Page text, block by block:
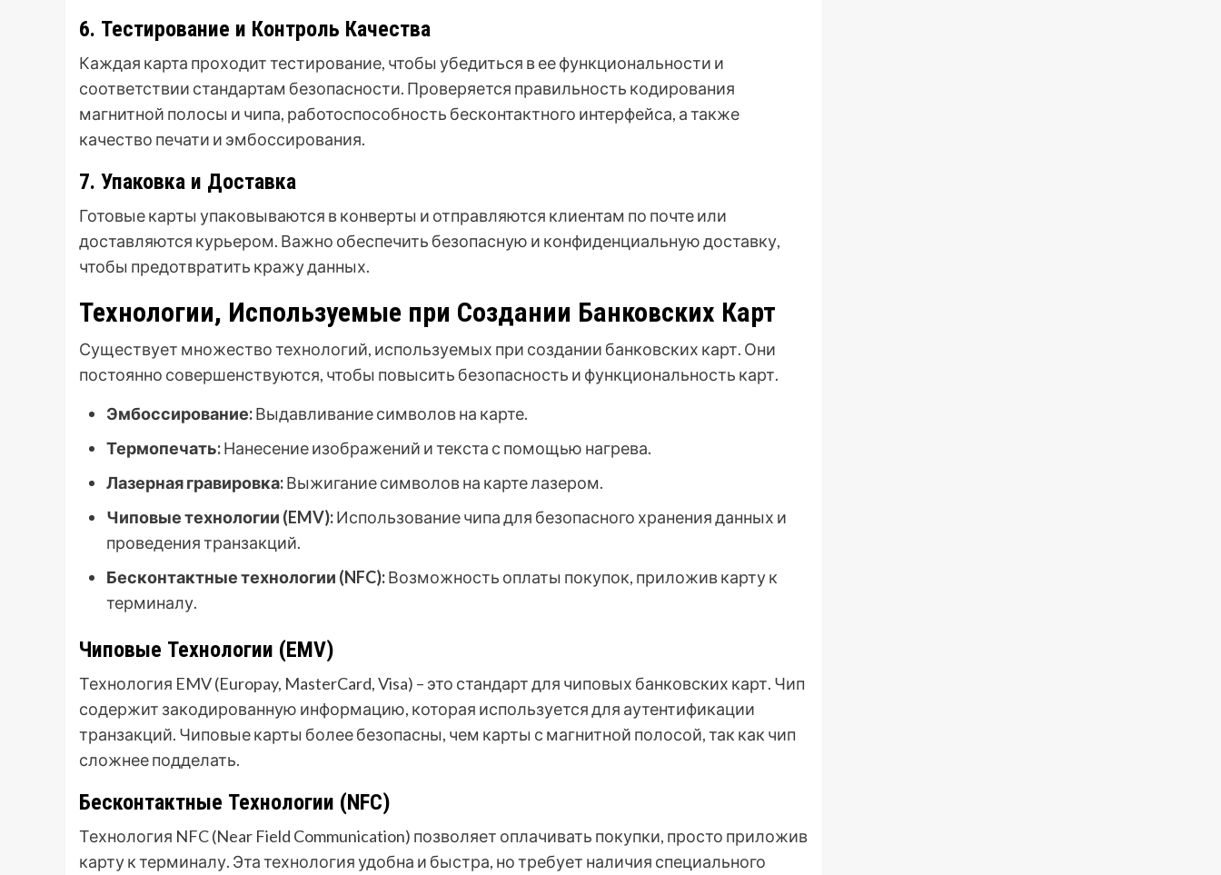
6. Тестирование и Контроль Качества
Каждая карта проходит тестирование, чтобы убедиться в ее функциональности и
соответствии стандартам безопасности. Проверяется правильность кодирования
магнитной полосы и чипа, работоспособность бесконтактного интерфейса, а также
качество печати и эмбоссирования.
7. Упаковка и Доставка
Готовые карты упаковываются в конверты и отправляются клиентам по почте или
доставляются курьером. Важно обеспечить безопасную и конфиденциальную доставку,
чтобы предотвратить кражу данных.
Технологии, Используемые при Создании Банковских Карт
Существует множество технологий, используемых при создании банковских карт. Они
постоянно совершенствуются, чтобы повысить безопасность и функциональность карт.
Эмбоссирование:Выдавливание символов на карте.
Термопечать:Нанесение изображений и текста с помощью нагрева.
Лазерная гравировка:Выжигание символов на карте лазером.
Чиповые технологии (EMV):Использование чипа для безопасного хранения данных и
проведения транзакций.
Бесконтактные технологии (NFC):Возможность оплаты покупок, приложив карту к
терминалу.
Чиповые Технологии (EMV)
Технология EMV (Europay, MasterCard, Visa) – это стандарт для чиповых банковских карт. Чип
содержит закодированную информацию, которая используется для аутентификации
транзакций. Чиповые карты более безопасны, чем карты с магнитной полосой, так как чип
сложнее подделать.
Бесконтактные Технологии (NFC)
Технология NFC (Near Field Communication) позволяет оплачивать покупки, просто приложив
карту к терминалу. Эта технология удобна и быстра, но требует наличия специального